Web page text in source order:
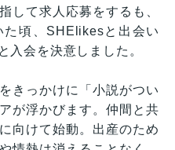
して求人応募をするも、
頃、SHElikesと出会い
入会を決意しました。
きっかけに「小説がつい
が浮かびます。仲間と共
向けて始動。出産のため